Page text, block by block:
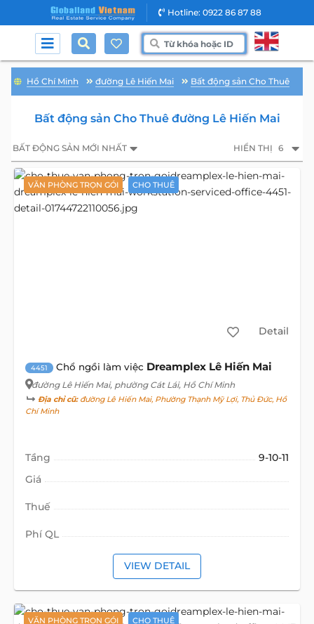
Hotline: 0922 86 87 88
Hồ Chí Minh đường Lê Hiến Mai Bất động sản Cho Thuê
Bất động sản Cho Thuê đường Lê Hiến Mai
BẤT ĐỘNG SẢN MỚI NHẤT HIỂN THỊ 6
VĂN PHÒNG TRỌN GÓI CHO THUÊ
Detail
4451 Chổ ngồi làm việc Dreamplex Lê Hiến Mai
đường Lê Hiến Mai, phường Cát Lái, Hồ Chí Minh
Địa chỉ cũ:đường Lê Hiến Mai, Phường Thạnh Mỹ Lợi, Thủ Đức, Hồ
Chí Minh
Tầng
9-10-11
Giá
Thuế
Phí QL
VIEW DETAIL
VĂN PHÒNG TRỌN GÓI CHO THUÊ